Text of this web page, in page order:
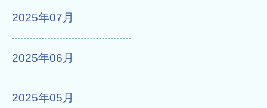
2025年07月
2025年06月
2025年05月